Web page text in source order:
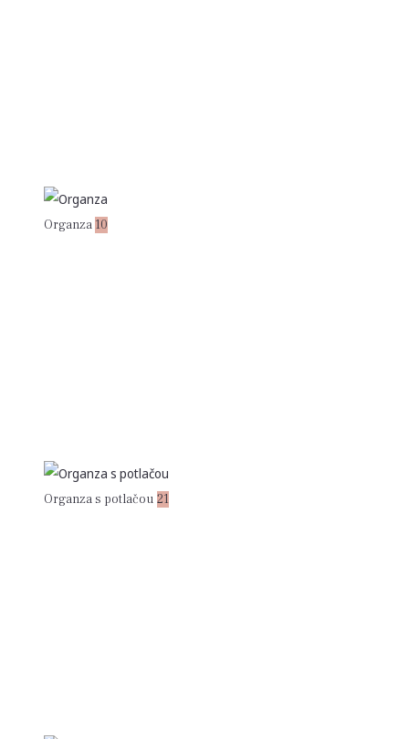
Organza 10
Organza s potlačou 21